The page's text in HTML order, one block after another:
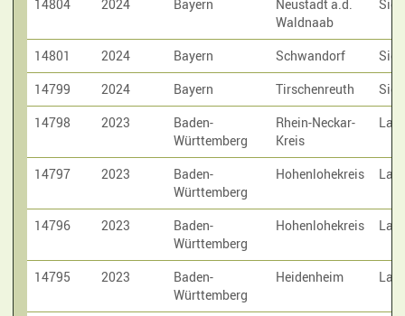
14804 2024 Bayern
Neustadt a.d.
Waldnaab
14801 2024 Bayern Schwandorf
14799
2024 Bayern Tirschenreuth
14798
2023
Baden-
Württemberg
Rhein-Neckar-
Kreis
14797 2023
Baden-
Württemberg
Hohenlohekreis
14796 2023
Baden-
Württemberg
Hohenlohekreis
14795 2023
Baden-
Württemberg
Heidenheim